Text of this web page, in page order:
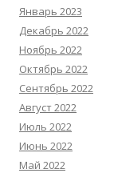
Январь 2023
Декабрь 2022
Ноябрь 2022
Октябрь 2022
Сентябрь 2022
Август 2022
Июль 2022
Июнь 2022
Май 2022